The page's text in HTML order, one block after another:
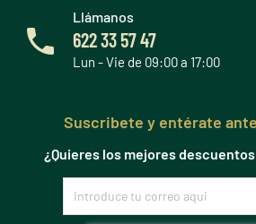
Llámanos
622 33 57 47
Lun - Vie de 09:00 a 17:00
Suscribete y entérate
¿Quieres los mejores